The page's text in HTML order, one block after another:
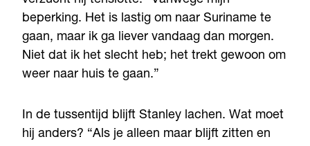
beperking. Het is lastig om naar Suriname te
gaan, maar ik ga liever vandaag dan morgen.
Niet dat ik het slecht heb; het trekt gewoon om
weer naar huis te gaan.”
In de tussentijd blijft Stanley lachen. Wat moet
hij anders? “Als je alleen maar blijft zitten en